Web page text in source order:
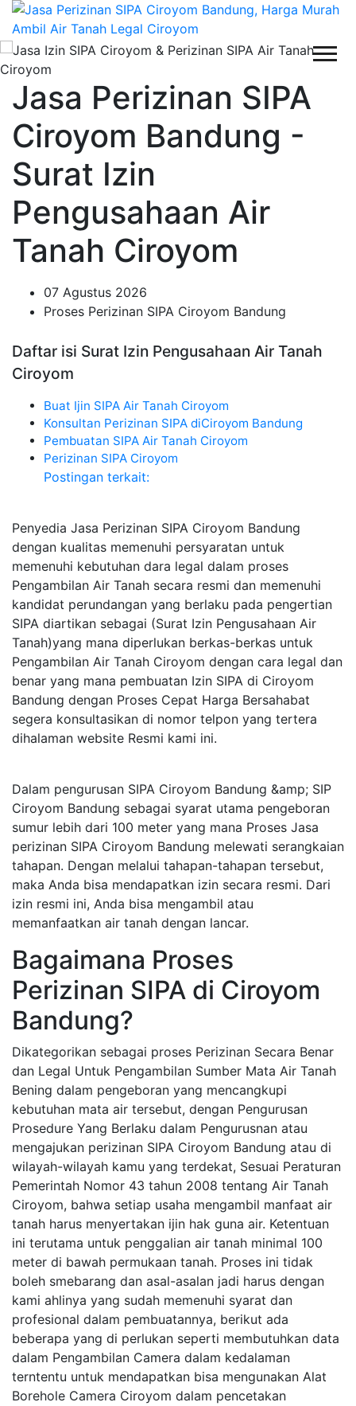
Jasa Perizinan SIPA
Ciroyom Bandung -
Surat Izin
Pengusahaan Air
Tanah Ciroyom
07 Agustus 2026
Proses Perizinan SIPA Ciroyom Bandung
Daftar isi Surat Izin Pengusahaan Air Tanah
Ciroyom
Buat Ijin SIPA Air Tanah Ciroyom
Konsultan Perizinan SIPA diCiroyom Bandung
Pembuatan SIPA Air Tanah Ciroyom
Perizinan SIPA Ciroyom
Postingan terkait:
Penyedia Jasa Perizinan SIPA Ciroyom Bandung
dengan kualitas memenuhi persyaratan untuk
memenuhi kebutuhan dara legal dalam proses
Pengambilan Air Tanah secara resmi dan memenuhi
kandidat perundangan yang berlaku pada pengertian
SIPA diartikan sebagai (Surat Izin Pengusahaan Air
Tanah)yang mana diperlukan berkas-berkas untuk
Pengambilan Air Tanah Ciroyom dengan cara legal dan
benar yang mana pembuatan Izin SIPA di Ciroyom
Bandung dengan Proses Cepat Harga Bersahabat
segera konsultasikan di nomor telpon yang tertera
dihalaman website Resmi kami ini.
Dalam pengurusan SIPA Ciroyom Bandung &amp; SIP
Ciroyom Bandung sebagai syarat utama pengeboran
sumur lebih dari 100 meter yang mana Proses Jasa
perizinan SIPA Ciroyom Bandung melewati serangkaian
tahapan. Dengan melalui tahapan-tahapan tersebut,
maka Anda bisa mendapatkan izin secara resmi. Dari
izin resmi ini, Anda bisa mengambil atau
memanfaatkan air tanah dengan lancar.
Bagaimana Proses
Perizinan SIPA di Ciroyom
Bandung?
Dikategorikan sebagai proses Perizinan Secara Benar
dan Legal Untuk Pengambilan Sumber Mata Air Tanah
Bening dalam pengeboran yang mencangkupi
kebutuhan mata air tersebut, dengan Pengurusan
Prosedure Yang Berlaku dalam Pengurusnan atau
mengajukan perizinan SIPA Ciroyom Bandung atau di
wilayah-wilayah kamu yang terdekat, Sesuai Peraturan
Pemerintah Nomor 43 tahun 2008 tentang Air Tanah
Ciroyom, bahwa setiap usaha mengambil manfaat air
tanah harus menyertakan ijin hak guna air. Ketentuan
ini terutama untuk penggalian air tanah minimal 100
meter di bawah permukaan tanah. Proses ini tidak
boleh smebarang dan asal-asalan jadi harus dengan
kami ahlinya yang sudah memenuhi syarat dan
profesional dalam pembuatannya, berikut ada
beberapa yang di perlukan seperti membutuhkan data
dalam Pengambilan Camera dalam kedalaman
terntentu untuk mendapatkan bisa mengunakan Alat
Borehole Camera Ciroyom dalam pencetakan